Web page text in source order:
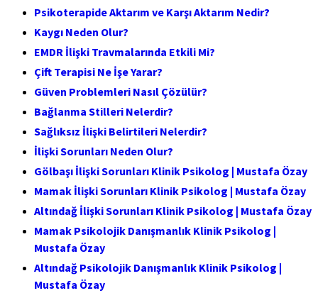
Psikoterapide Aktarım ve Karşı Aktarım Nedir?
Kaygı Neden Olur?
EMDR İlişki Travmalarında Etkili Mi?
Çift Terapisi Ne İşe Yarar?
Güven Problemleri Nasıl Çözülür?
Bağlanma Stilleri Nelerdir?
Sağlıksız İlişki Belirtileri Nelerdir?
İlişki Sorunları Neden Olur?
Gölbaşı İlişki Sorunları Klinik Psikolog | Mustafa Özay
Mamak İlişki Sorunları Klinik Psikolog | Mustafa Özay
Altındağ İlişki Sorunları Klinik Psikolog | Mustafa Özay
Mamak Psikolojik Danışmanlık Klinik Psikolog |
Mustafa Özay
Altındağ Psikolojik Danışmanlık Klinik Psikolog |
Mustafa Özay